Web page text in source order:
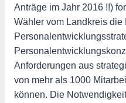
Anträge im Jahr 2016 !!)
Wähler vom Landkreis die
Anforderungen aus
von mehr als 1000
können. Die